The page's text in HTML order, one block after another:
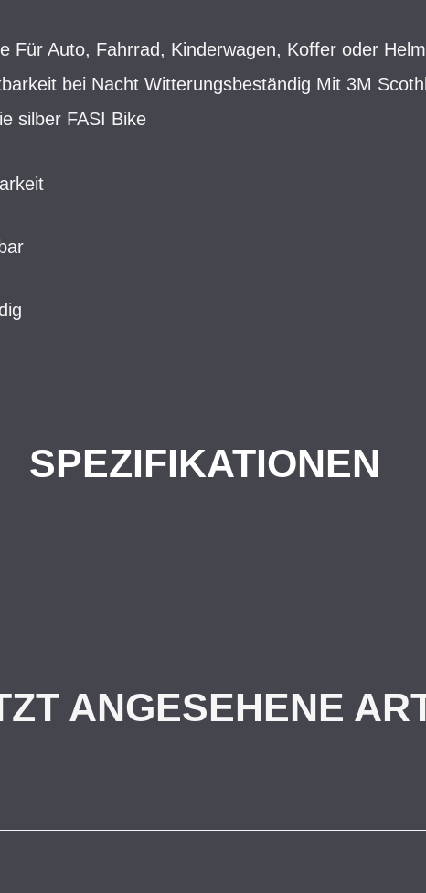
Für Auto, Fahrrad, Kinderwagen, Koffer oder
bei Nacht Witterungsbeständig Mit 3M
silber FASI Bike
SPEZIFIKATIONEN
ANGESEHENE